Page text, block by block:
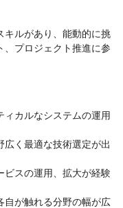
キルがあり、能動的に挑
、プロジェクト推進に参
ィカルなシステムの運用
く最適な技術選定が出
ビスの運用、拡大が経験
自が触れる分野の幅が広